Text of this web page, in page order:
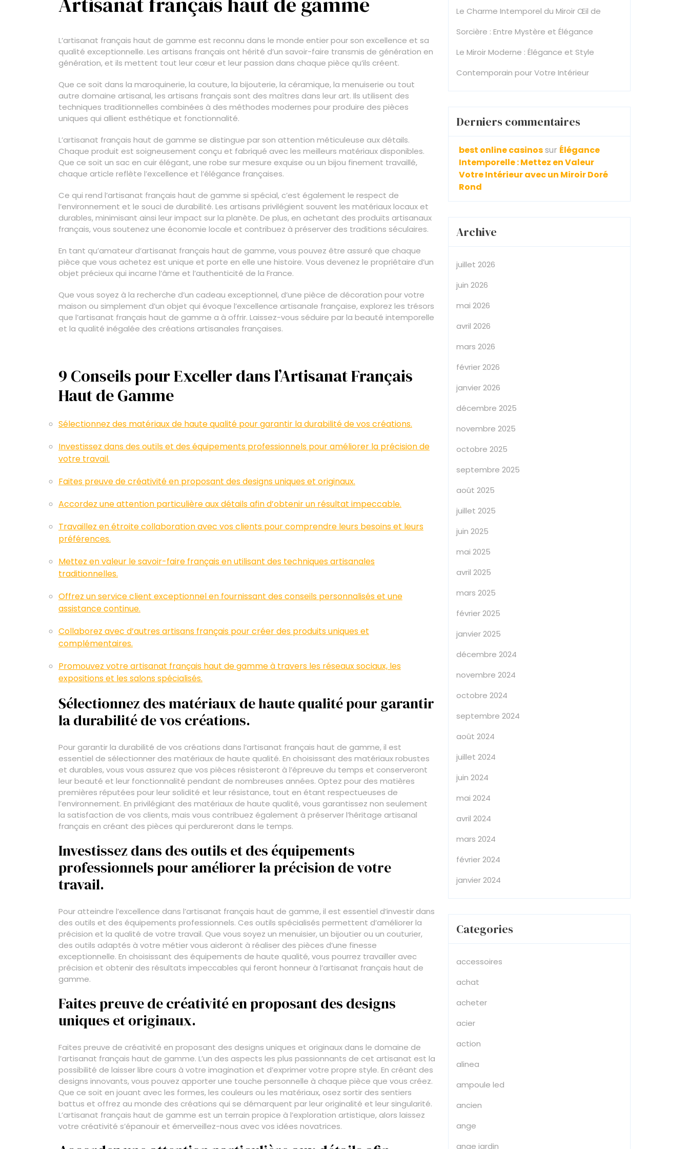
L’artisanat français haut de gamme est reconnu dans le monde entier pour son excellence et sa
qualité exceptionnelle. Les artisans français ont hérité d’un savoir-faire transmis de génération en
génération, et ils mettent tout leur cœur et leur passion dans chaque pièce qu’ils créent.
Que ce soit dans la maroquinerie, la couture, la bijouterie, la céramique, la menuiserie ou tout
autre domaine artisanal, les artisans français sont des maîtres dans leur art. Ils utilisent des
techniques traditionnelles combinées à des méthodes modernes pour produire des pièces
uniques qui allient esthétique et fonctionnalité.
L’artisanat français haut de gamme se distingue par son attention méticuleuse aux détails.
Chaque produit est soigneusement conçu et fabriqué avec les meilleurs matériaux disponibles.
Que ce soit un sac en cuir élégant, une robe sur mesure exquise ou un bijou finement travaillé,
chaque article reflète l’excellence et l’élégance françaises.
Ce qui rend l’artisanat français haut de gamme si spécial, c’est également le respect de
l’environnement et le souci de durabilité. Les artisans privilégient souvent les matériaux locaux et
durables, minimisant ainsi leur impact sur la planète. De plus, en achetant des produits artisanaux
français, vous soutenez une économie locale et contribuez à préserver des traditions séculaires.
En tant qu’amateur d’artisanat français haut de gamme, vous pouvez être assuré que chaque
pièce que vous achetez est unique et porte en elle une histoire. Vous devenez le propriétaire d’un
objet précieux qui incarne l’âme et l’authenticité de la France.
Que vous soyez à la recherche d’un cadeau exceptionnel, d’une pièce de décoration pour votre
maison ou simplement d’un objet qui évoque l’excellence artisanale française, explorez les trésors
que l’artisanat français haut de gamme a à offrir. Laissez-vous séduire par la beauté intemporelle
et la qualité inégalée des créations artisanales françaises.
9 Conseils pour Exceller dans l’Artisanat Français
Haut de Gamme
Sélectionnez des matériaux de haute qualité pour garantir la durabilité de vos créations.
Investissez dans des outils et des équipements professionnels pour améliorer la précision de
votre travail.
Faites preuve de créativité en proposant des designs uniques et originaux.
Accordez une attention particulière aux détails afin d’obtenir un résultat impeccable.
Travaillez en étroite collaboration avec vos clients pour comprendre leurs besoins et leurs
préférences.
Mettez en valeur le savoir-faire français en utilisant des techniques artisanales
traditionnelles.
Offrez un service client exceptionnel en fournissant des conseils personnalisés et une
assistance continue.
Collaborez avec d’autres artisans français pour créer des produits uniques et
complémentaires.
Promouvez votre artisanat français haut de gamme à travers les réseaux sociaux, les
expositions et les salons spécialisés.
Sélectionnez des matériaux de haute qualité pour garantir
la durabilité de vos créations.
Pour garantir la durabilité de vos créations dans l’artisanat français haut de gamme, il est
essentiel de sélectionner des matériaux de haute qualité. En choisissant des matériaux robustes
et durables, vous vous assurez que vos pièces résisteront à l’épreuve du temps et conserveront
leur beauté et leur fonctionnalité pendant de nombreuses années. Optez pour des matières
premières réputées pour leur solidité et leur résistance, tout en étant respectueuses de
l’environnement. En privilégiant des matériaux de haute qualité, vous garantissez non seulement
la satisfaction de vos clients, mais vous contribuez également à préserver l’héritage artisanal
français en créant des pièces qui perdureront dans le temps.
Investissez dans des outils et des équipements
professionnels pour améliorer la précision de votre
travail.
Pour atteindre l’excellence dans l’artisanat français haut de gamme, il est essentiel d’investir dans
des outils et des équipements professionnels. Ces outils spécialisés permettent d’améliorer la
précision et la qualité de votre travail. Que vous soyez un menuisier, un bijoutier ou un couturier,
des outils adaptés à votre métier vous aideront à réaliser des pièces d’une finesse
exceptionnelle. En choisissant des équipements de haute qualité, vous pourrez travailler avec
précision et obtenir des résultats impeccables qui feront honneur à l’artisanat français haut de
gamme.
Faites preuve de créativité en proposant des designs
uniques et originaux.
Faites preuve de créativité en proposant des designs uniques et originaux dans le domaine de
l’artisanat français haut de gamme. L’un des aspects les plus passionnants de cet artisanat est la
possibilité de laisser libre cours à votre imagination et d’exprimer votre propre style. En créant des
designs innovants, vous pouvez apporter une touche personnelle à chaque pièce que vous créez.
Que ce soit en jouant avec les formes, les couleurs ou les matériaux, osez sortir des sentiers
battus et offrez au monde des créations qui se démarquent par leur originalité et leur singularité.
L’artisanat français haut de gamme est un terrain propice à l’exploration artistique, alors laissez
votre créativité s’épanouir et émerveillez-nous avec vos idées novatrices.
Le Charme Intemporel du Miroir Œil de
Sorcière : Entre Mystère et Élégance
Le Miroir Moderne : Élégance et Style
Contemporain pour Votre Intérieur
Derniers commentaires
best online casinossur Élégance
Intemporelle : Mettez en Valeur
Votre Intérieur avec un Miroir Doré
Rond
Archive
juillet 2026
juin 2026
mai 2026
avril 2026
mars 2026
février 2026
janvier 2026
décembre 2025
novembre 2025
octobre 2025
septembre 2025
août 2025
juillet 2025
juin 2025
mai 2025
avril 2025
mars 2025
février 2025
janvier 2025
décembre 2024
novembre 2024
octobre 2024
septembre 2024
août 2024
juillet 2024
juin 2024
mai 2024
avril 2024
mars 2024
février 2024
janvier 2024
Categories
accessoires
achat
acheter
acier
action
alinea
ampoule led
ancien
ange
ange jardin